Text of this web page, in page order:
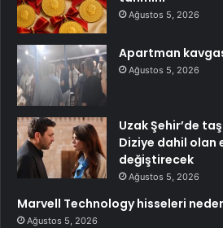
Ağustos 5, 2026
Apartman
Ağustos 5, 2026
Uzak Şehir’de
Diziye dahil olan
değiştirecek
Ağustos 5, 2026
Marvell Technology hisseleri
Ağustos 5, 2026